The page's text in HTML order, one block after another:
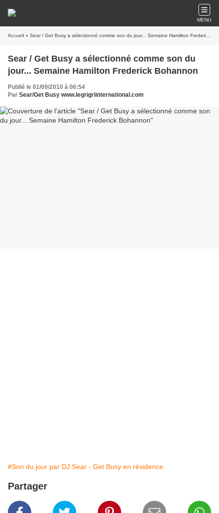
MENU
Accueil » Sear / Get Busy a sélectionné comme son du jour... Semaine Hamilton Frederick Bohannon
Sear / Get Busy a sélectionné comme son du
jour... Semaine Hamilton Frederick Bohannon
Publié le 01/09/2010 à 06:54
Par Sear/Get Busy www.legrigriinternational.com
#Son du jour par DJ Sear - Get Busy en résidence
Partager